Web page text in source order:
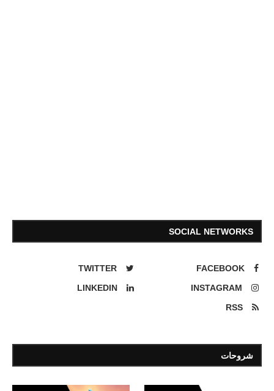
SOCIAL NETWORKS
FACEBOOK
TWITTER
INSTAGRAM
LINKEDIN
RSS
شروحات